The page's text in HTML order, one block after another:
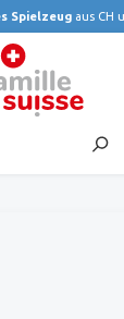
Spielzeug aus CH